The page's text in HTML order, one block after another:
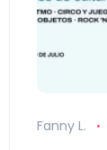
Fanny L.